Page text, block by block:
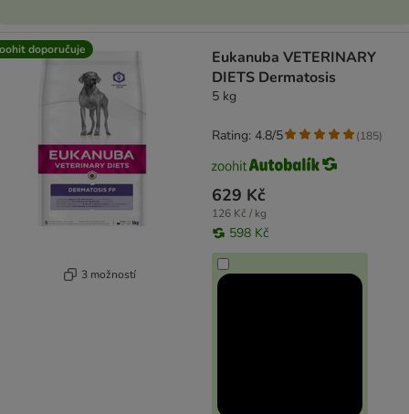
doporučuje
3 možností
Eukanuba VETERINARY
DIETS Dermatosis
5 kg
629 Kč
126 Kč / kg
598 Kč
Rating: 4.8/5 (185)